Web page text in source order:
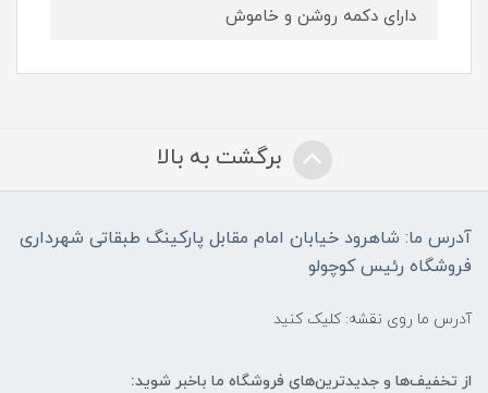
دارای دکمه روشن و خاموش
برگشت به بالا
آدرس ما: شاهرود خیابان امام مقابل پارکینگ طبقاتی شهرداری
فروشگاه رئیس کوچولو
آدرس ما روی نقشه: کلیک کنید
از تخفیف‌ها و جدیدترین‌های فروشگاه ما باخبر شوید: